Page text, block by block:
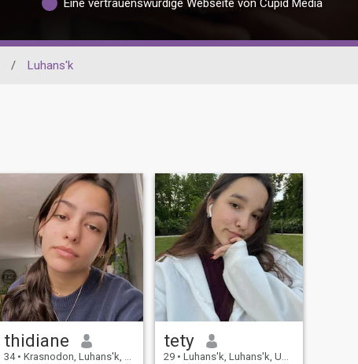
Eine vertrauenswürdige Webseite von Cupid Media
/ Luhans'k
thidiane
34 • Krasnodon, Luhans'k, Ukraine
tety
29 • Luhans'k, Luhans'k, Ukraine